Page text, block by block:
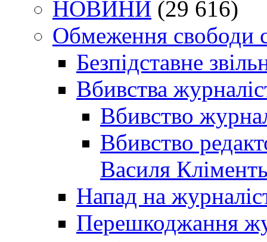
НОВИНИ (29 616)
Обмеження свободи
Безпідставне
Вбивства
Вбивство
Вбивство
Василя
Напад на
Перешкоджання